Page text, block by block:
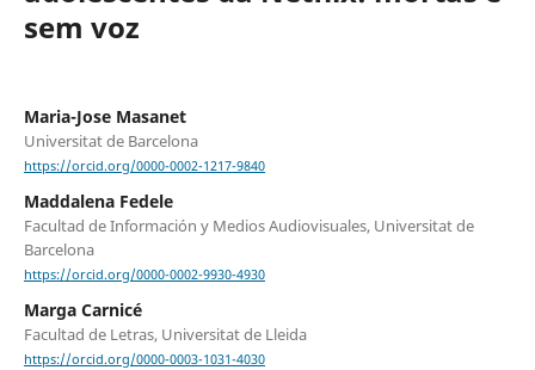
sem voz
Maria-Jose Masanet
Universitat de Barcelona
https://orcid.org/0000-0002-1217-9840
Maddalena Fedele
Facultad de Información y Medios Audiovisuales, Universitat de
Barcelona
https://orcid.org/0000-0002-9930-4930
Marga Carnicé
Facultad de Letras, Universitat de Lleida
https://orcid.org/0000-0003-1031-4030